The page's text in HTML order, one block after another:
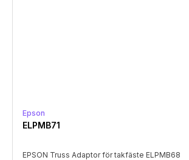
Epson
ELPMB71
EPSON Truss Adaptor för takfäste ELPMB68